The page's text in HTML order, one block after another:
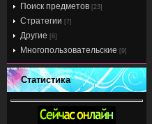
Поиск предметов [23]
Стратегии [7]
Другие [6]
Многопользовательские [9]
Статистика